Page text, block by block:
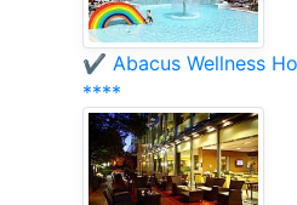
✔️ Abacus Wellness
****